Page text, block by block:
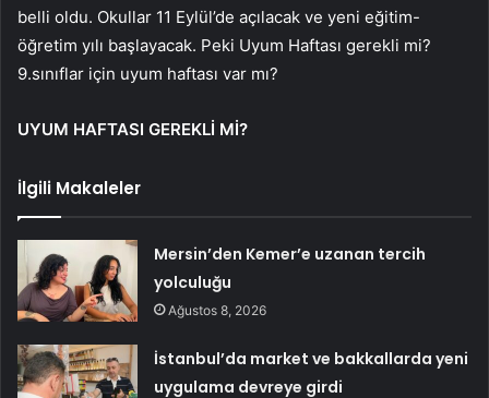
belli oldu. Okullar 11 Eylül’de açılacak ve yeni eğitim-
öğretim yılı başlayacak. Peki Uyum Haftası gerekli mi?
9.sınıflar için uyum haftası var mı?
UYUM HAFTASI GEREKLİ Mİ?
İlgili Makaleler
Mersin’den Kemer’e uzanan tercih
yolculuğu
Ağustos 8, 2026
İstanbul’da market ve bakkallarda yeni
uygulama devreye girdi